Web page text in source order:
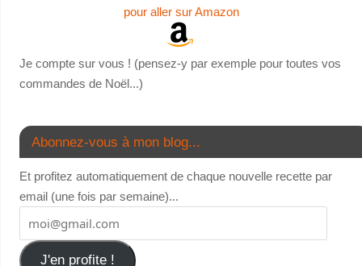
pour aller sur Amazon
Je compte sur vous ! (pensez-y par exemple pour toutes vos
commandes de Noël...)
Abonnez-vous à mon blog...
Et profitez automatiquement de chaque nouvelle recette par
email (une fois par semaine)...
J'en profite !